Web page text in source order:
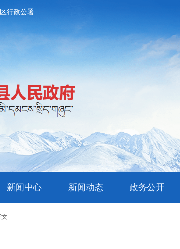
行政公署
新闻中心 新闻动态 政务公开
文